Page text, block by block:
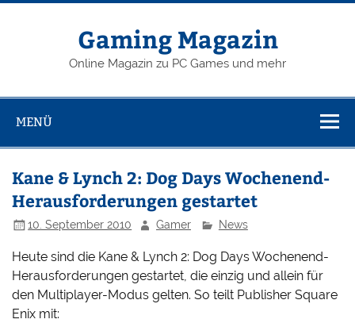
Zum
Gaming Magazin
Online Magazin zu PC Games und mehr
MENÜ
Kane & Lynch 2: Dog Days Wochenend-
Herausforderungen gestartet
10. September 2010 Gamer News
Heute sind die Kane & Lynch 2: Dog Days Wochenend-
Herausforderungen gestartet, die einzig und allein für
den Multiplayer-Modus gelten. So teilt Publisher Square
Enix mit: